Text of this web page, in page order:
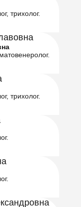
трихолог.
трихолог.